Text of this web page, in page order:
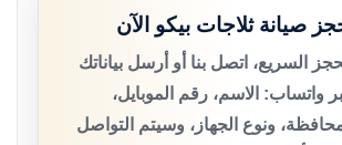
صيانة ثلاجات بيكو الآن
السريع، اتصل بنا أو أرسل بياناتك
واتساب: الاسم، رقم الموبايل،
ونوع الجهاز، وسيتم التواصل